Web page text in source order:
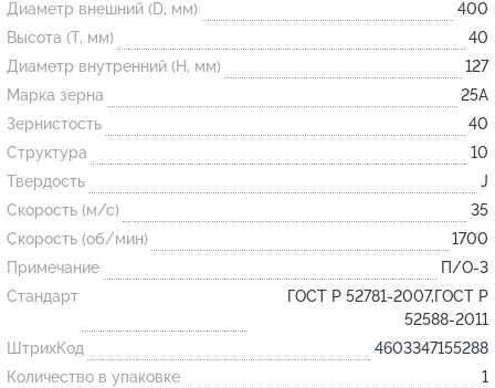
Огнеупорные
изделия
Скачать каталог
Тигель
Муфель
Черпак
Шербер
Трубка
Стержень
Пробка
Диаметр внешний (D, мм)
400
Высота (T, мм)
40
Диаметр внутренний (H, мм)
127
Марка зерна
25А
Зернистость
40
Структура
10
Твердость
J
Скорость (м/с)
35
Скорость (об/мин)
1700
Примечание
П/О-3
Стандарт
ГОСТ Р 52781-2007,ГОСТ Р
52588-2011
ШтрихКод
4603347155288
Количество в упаковке
1